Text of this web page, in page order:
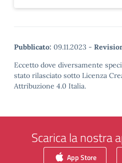
Pubblicato: 09.11.2023 -
Eccetto dove diversamente
stato rilasciato sotto Licenza
Attribuzione 4.0 Italia.
Scarica la nostra
App Store